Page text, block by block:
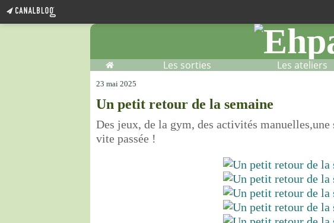
Home Les sorties Les ateliers
23 mai 2025
Un petit retour de la semaine
Des jeux, de la gym, des activités
vite passée !